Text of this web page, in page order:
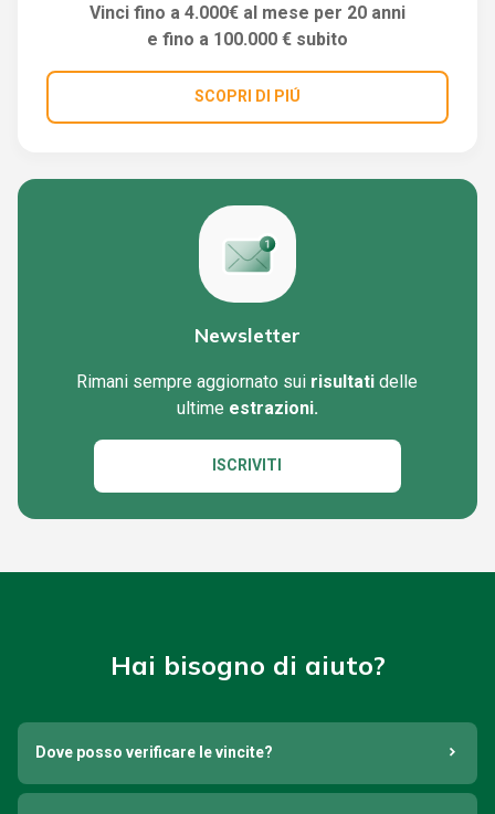
Vinci fino a 4.000€ al mese per 20 anni
e fino a 100.000 € subito
SCOPRI DI PIÚ
Newsletter
Rimani sempre aggiornato sui risultati delle
ultime estrazioni.
ISCRIVITI
Hai bisogno di aiuto?
Dove posso verificare le vincite?